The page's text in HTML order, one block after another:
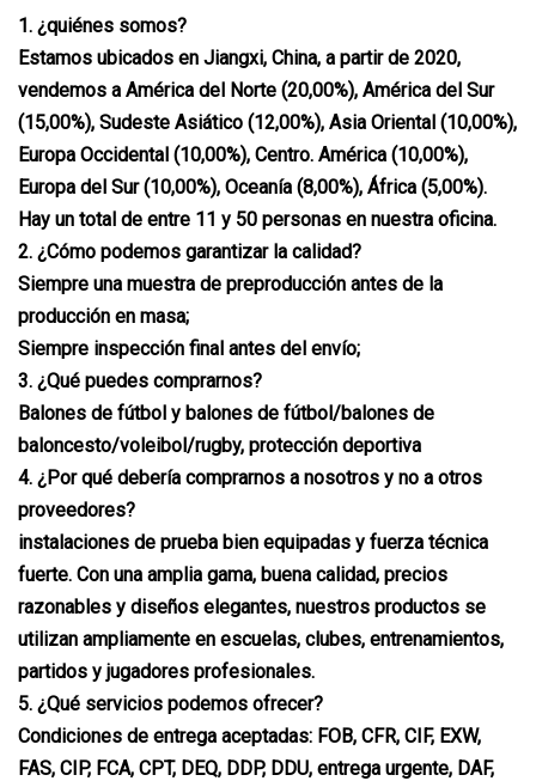
1. ¿quiénes somos?
Estamos ubicados en Jiangxi, China, a partir de 2020,
vendemos a América del Norte (20,00%), América del Sur
(15,00%), Sudeste Asiático (12,00%), Asia Oriental (10,00%),
Europa Occidental (10,00%), Centro. América (10,00%),
Europa del Sur (10,00%), Oceanía (8,00%), África (5,00%).
Hay un total de entre 11 y 50 personas en nuestra oficina.
2. ¿Cómo podemos garantizar la calidad?
Siempre una muestra de preproducción antes de la
producción en masa;
Siempre inspección final antes del envío;
3. ¿Qué puedes comprarnos?
Balones de fútbol y balones de fútbol/balones de
baloncesto/voleibol/rugby, protección deportiva
4. ¿Por qué debería comprarnos a nosotros y no a otros
proveedores?
instalaciones de prueba bien equipadas y fuerza técnica
fuerte. Con una amplia gama, buena calidad, precios
razonables y diseños elegantes, nuestros productos se
utilizan ampliamente en escuelas, clubes, entrenamientos,
partidos y jugadores profesionales.
5. ¿Qué servicios podemos ofrecer?
Condiciones de entrega aceptadas: FOB, CFR, CIF, EXW,
FAS, CIP, FCA, CPT, DEQ, DDP, DDU, entrega urgente, DAF,